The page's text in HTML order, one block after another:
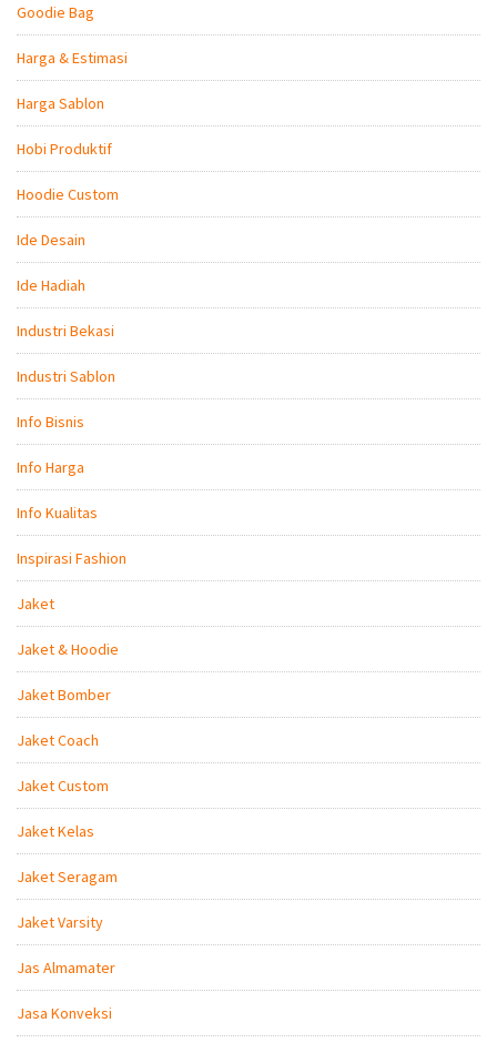
Goodie Bag
Harga & Estimasi
Harga Sablon
Hobi Produktif
Hoodie Custom
Ide Desain
Ide Hadiah
Industri Bekasi
Industri Sablon
Info Bisnis
Info Harga
Info Kualitas
Inspirasi Fashion
Jaket
Jaket & Hoodie
Jaket Bomber
Jaket Coach
Jaket Custom
Jaket Kelas
Jaket Seragam
Jaket Varsity
Jas Almamater
Jasa Konveksi